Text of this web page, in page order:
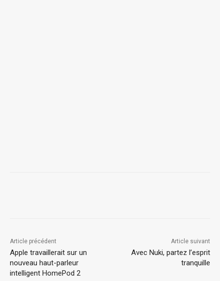
Article précédent
Apple travaillerait sur un
nouveau haut-parleur
intelligent HomePod 2
Article suivant
Avec Nuki, partez l’esprit
tranquille